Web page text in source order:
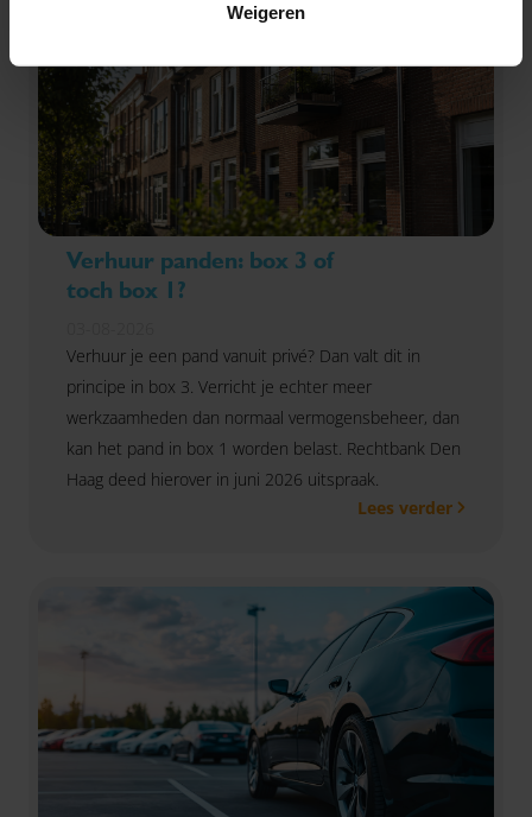
Weigeren
Verhuur panden: box 3 of
toch box 1?
Verhuur je een pand vanuit privé? Dan valt dit in
principe in box 3. Verricht je echter meer
werkzaamheden dan normaal vermogensbeheer, dan
kan het pand in box 1 worden belast. Rechtbank Den
Haag deed hierover in juni 2026 uitspraak.
Lees verder